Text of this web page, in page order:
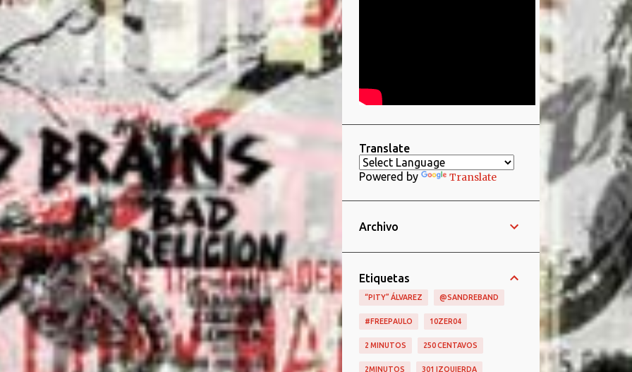
Translate
Powered by Translate
Archivo
Etiquetas
“PITY” ÁLVAREZ @SANDREBAND
#FREEPAULO 10ZER04
2 MINUTOS 250 CENTAVOS
2MINUTOS 301 IZQUIERDA